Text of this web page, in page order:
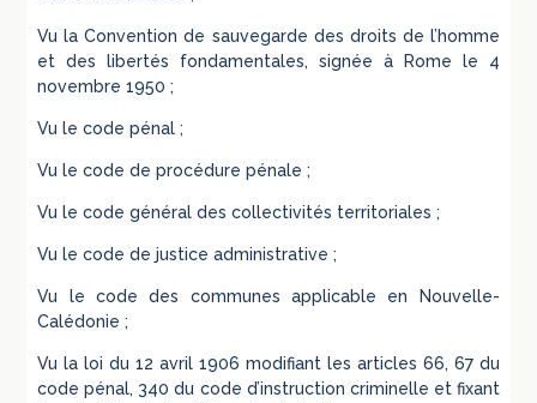
Vu la Convention de sauvegarde des droits de l’homme
et des libertés fondamentales, signée à Rome le 4
novembre 1950 ;
Vu le code pénal ;
Vu le code de procédure pénale ;
Vu le code général des collectivités territoriales ;
Vu le code de justice administrative ;
Vu le code des communes applicable en Nouvelle-
Calédonie ;
Vu la loi du 12 avril 1906 modifiant les articles 66, 67 du
code pénal, 340 du code d’instruction criminelle et fixant